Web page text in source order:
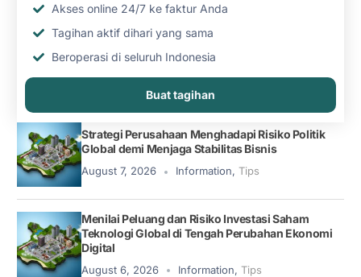
Akses online 24/7 ke faktur Anda
Tagihan aktif dihari yang sama
Beroperasi di seluruh Indonesia
Buat tagihan
Strategi Perusahaan Menghadapi Risiko Politik
Global demi Menjaga Stabilitas Bisnis
August 7, 2026 Information, Tips
Menilai Peluang dan Risiko Investasi Saham
Teknologi Global di Tengah Perubahan Ekonomi
Digital
August 6, 2026 Information, Tips